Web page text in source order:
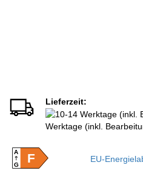
Lieferzeit:
Werktage (inkl.
A
GF EU-